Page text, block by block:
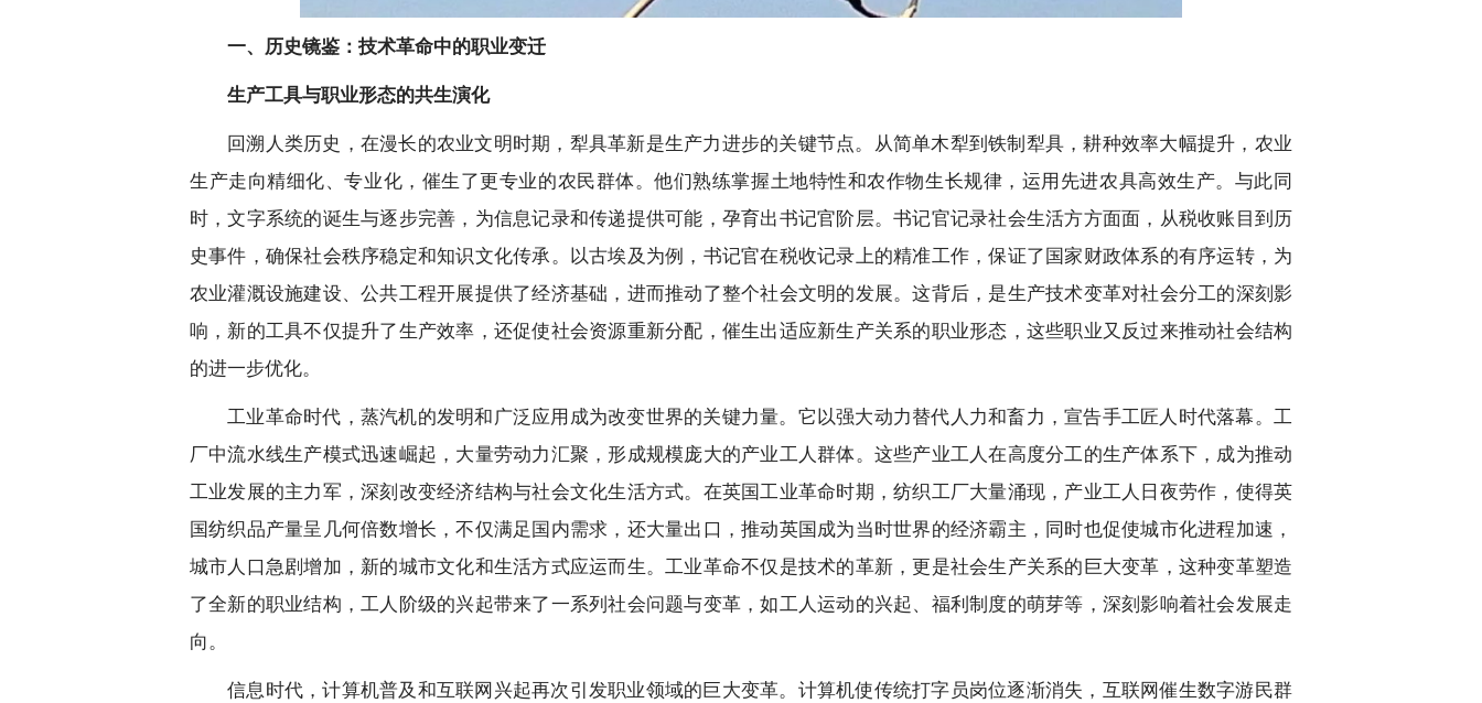
一、历史镜鉴：技术革命中的职业变迁
生产工具与职业形态的共生演化
回溯人类历史，在漫长的农业文明时期，犁具革新是生产力进步的关键节点。从简单木犁到铁制犁具，耕种效率大幅提升，农业
生产走向精细化、专业化，催生了更专业的农民群体。他们熟练掌握土地特性和农作物生长规律，运用先进农具高效生产。与此同
时，文字系统的诞生与逐步完善，为信息记录和传递提供可能，孕育出书记官阶层。书记官记录社会生活方方面面，从税收账目到历
史事件，确保社会秩序稳定和知识文化传承。以古埃及为例，书记官在税收记录上的精准工作，保证了国家财政体系的有序运转，为
农业灌溉设施建设、公共工程开展提供了经济基础，进而推动了整个社会文明的发展。这背后，是生产技术变革对社会分工的深刻影
响，新的工具不仅提升了生产效率，还促使社会资源重新分配，催生出适应新生产关系的职业形态，这些职业又反过来推动社会结构
的进一步优化。
工业革命时代，蒸汽机的发明和广泛应用成为改变世界的关键力量。它以强大动力替代人力和畜力，宣告手工匠人时代落幕。工
厂中流水线生产模式迅速崛起，大量劳动力汇聚，形成规模庞大的产业工人群体。这些产业工人在高度分工的生产体系下，成为推动
工业发展的主力军，深刻改变经济结构与社会文化生活方式。在英国工业革命时期，纺织工厂大量涌现，产业工人日夜劳作，使得英
国纺织品产量呈几何倍数增长，不仅满足国内需求，还大量出口，推动英国成为当时世界的经济霸主，同时也促使城市化进程加速，
城市人口急剧增加，新的城市文化和生活方式应运而生。工业革命不仅是技术的革新，更是社会生产关系的巨大变革，这种变革塑造
了全新的职业结构，工人阶级的兴起带来了一系列社会问题与变革，如工人运动的兴起、福利制度的萌芽等，深刻影响着社会发展走
向。
信息时代，计算机普及和互联网兴起再次引发职业领域的巨大变革。计算机使传统打字员岗位逐渐消失，互联网催生数字游民群